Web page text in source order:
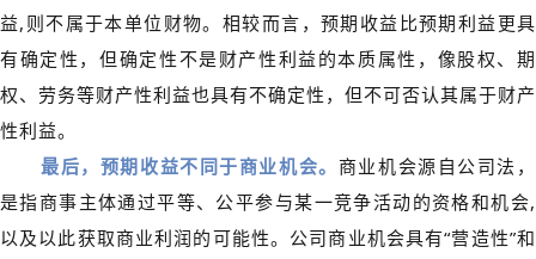
益,则不属于本单位财物。相较而言，预期收益比预期利益更具
有确定性，但确定性不是财产性利益的本质属性，像股权、期
权、劳务等财产性利益也具有不确定性，但不可否认其属于财产
性利益。
最后，预期收益不同于商业机会。 商业机会源自公司法，
是指商事主体通过平等、公平参与某一竞争活动的资格和机会,
以及以此获取商业利润的可能性。公司商业机会具有“营造性”和